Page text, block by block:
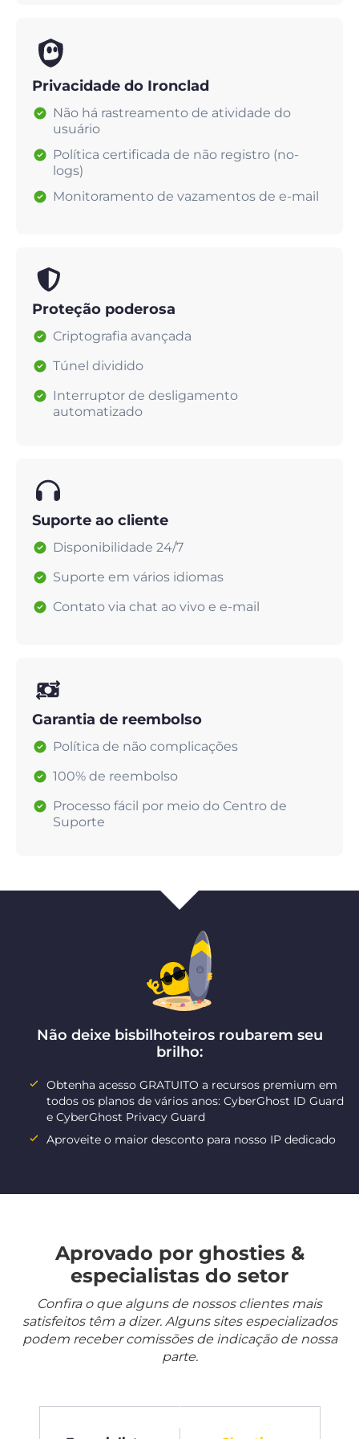
Privacidade do Ironclad
Não há rastreamento de atividade do
usuário
Política certificada de não registro (no-
logs)
Monitoramento de vazamentos de e-mail
Proteção poderosa
Criptografia avançada
Túnel dividido
Interruptor de desligamento
automatizado
Suporte ao cliente
Disponibilidade 24/7
Suporte em vários idiomas
Contato via chat ao vivo e e-mail
Garantia de reembolso
Política de não complicações
100% de reembolso
Processo fácil por meio do Centro de
Suporte
Não deixe bisbilhoteiros roubarem seu
brilho:
Obtenha acesso GRATUITO a recursos premium em
todos os planos de vários anos: CyberGhost ID Guard
e CyberGhost Privacy Guard
Aproveite o maior desconto para nosso IP dedicado
Aprovado por ghosties &
especialistas do setor
Confira o que alguns de nossos clientes mais
satisfeitos têm a dizer. Alguns sites especializados
podem receber comissões de indicação de nossa
parte.